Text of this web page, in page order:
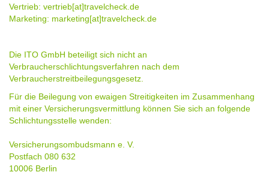
Vertrieb: vertrieb[at]travelcheck.de
Marketing: marketing[at]travelcheck.de
Die ITO GmbH beteiligt sich nicht an
Verbraucherschlichtungsverfahren nach dem
Verbraucherstreitbeilegungsgesetz.
Für die Beilegung von ewaigen Streitigkeiten im Zusammenhang
mit einer Versicherungsvermittlung können Sie sich an folgende
Schlichtungsstelle wenden:
Versicherungsombudsmann e. V.
Postfach 080 632
10006 Berlin